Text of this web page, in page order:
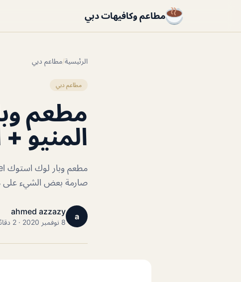
مطاعم وكافيهات دبي
الرئيسية/مطاعم دبي
مطاعم دبي
مطعم
المنيو
صارمة بعض الشيء على
a
ahmed azzazy
8 نوفمبر 2020 · 2 دقائق قراءة